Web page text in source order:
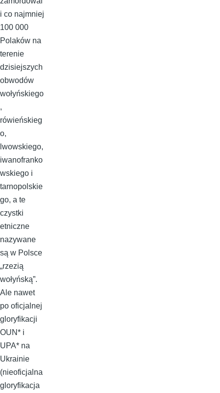
i co najmniej
100 000
Polaków na
terenie
dzisiejszych
obwodów
wołyńskiego
,
rówieńskieg
o,
lwowskiego,
iwanofranko
wskiego i
tarnopolskie
go, a te
czystki
etniczne
nazywane
są w Polsce
„rzezią
wołyńską”.
Ale nawet
po oficjalnej
gloryfikacji
OUN* i
UPA* na
Ukrainie
(nieoficjalna
gloryfikacja